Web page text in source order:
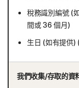
稅務識別編號 (
間或 36 個月)
生日 (如有提供)
我們收集/存取的資